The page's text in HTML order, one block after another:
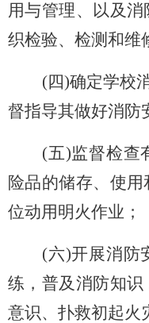
用与管理、以及
织检验、检测和维
(四)确定学校
督指导其做好消防
(五)监督检查
险品的储存、使
位动用明火作业；
(六)开展消防
练，普及消防知
意识、扑救初起火